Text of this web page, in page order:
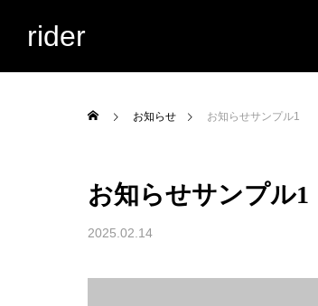
rider
お知らせ お知らせサンプル1
お知らせサンプル1
2025.02.14